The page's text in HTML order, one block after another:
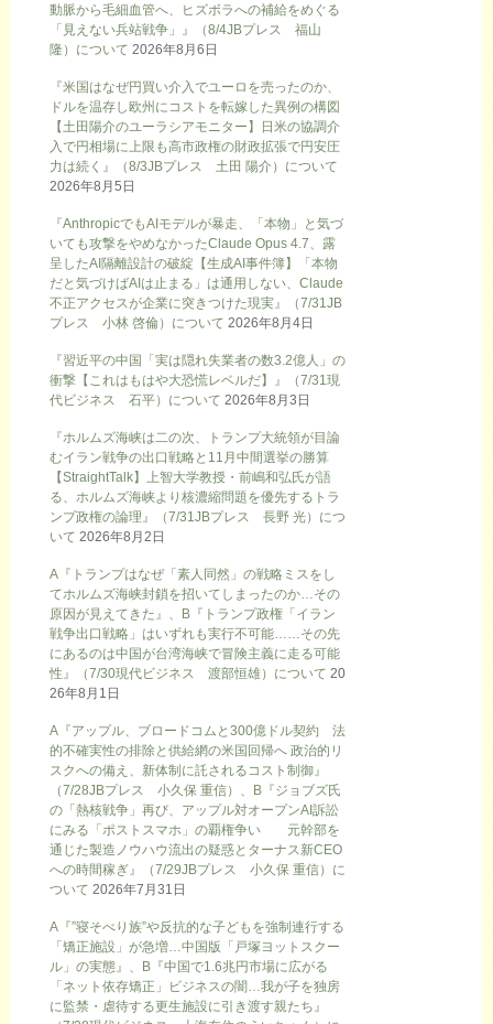
動脈から毛細血管へ、ヒズボラへの補給をめぐる
「見えない兵站戦争」』（8/4JBプレス 福山
隆）について 2026年8月6日
『米国はなぜ円買い介入でユーロを売ったのか、
ドルを温存し欧州にコストを転嫁した異例の構図
【土田陽介のユーラシアモニター】日米の協調介
入で円相場に上限も高市政権の財政拡張で円安圧
力は続く』（8/3JBプレス 土田 陽介）について
2026年8月5日
『AnthropicでもAIモデルが暴走、「本物」と気づ
いても攻撃をやめなかったClaude Opus 4.7、露
呈したAI隔離設計の破綻【生成AI事件簿】「本物
だと気づけばAIは止まる」は通用しない、Claude
不正アクセスが企業に突きつけた現実』（7/31JB
プレス 小林 啓倫）について 2026年8月4日
『習近平の中国「実は隠れ失業者の数3.2億人」の
衝撃【これはもはや大恐慌レベルだ】』（7/31現
代ビジネス 石平）について 2026年8月3日
『ホルムズ海峡は二の次、トランプ大統領が目論
むイラン戦争の出口戦略と11月中間選挙の勝算
【StraightTalk】上智大学教授・前嶋和弘氏が語
る、ホルムズ海峡より核濃縮問題を優先するトラ
ンプ政権の論理』（7/31JBプレス 長野 光）につ
いて 2026年8月2日
A『トランプはなぜ「素人同然」の戦略ミスをし
てホルムズ海峡封鎖を招いてしまったのか…その
原因が見えてきた』、B『トランプ政権「イラン
戦争出口戦略」はいずれも実行不可能……その先
にあるのは中国が台湾海峡で冒険主義に走る可能
性』（7/30現代ビジネス 渡部恒雄）について 20
26年8月1日
A『アップル、ブロードコムと300億ドル契約 法
的不確実性の排除と供給網の米国回帰へ 政治的リ
スクへの備え、新体制に託されるコスト制御』
（7/28JBプレス 小久保 重信）、B『ジョブズ氏
の「熱核戦争」再び、アップル対オープンAI訴訟
にみる「ポストスマホ」の覇権争い 元幹部を
通じた製造ノウハウ流出の疑惑とターナス新CEO
への時間稼ぎ』（7/29JBプレス 小久保 重信）に
ついて 2026年7月31日
A『”寝そべり族”や反抗的な子どもを強制連行する
「矯正施設」が急増…中国版「戸塚ヨットスクー
ル」の実態』、B『中国で1.6兆円市場に広がる
「ネット依存矯正」ビジネスの闇…我が子を独房
に監禁・虐待する更生施設に引き渡す親たち』